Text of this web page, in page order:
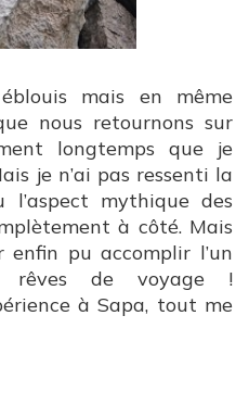
mais en même
nous retournons sur
longtemps que je
je n’ai pas ressenti la
l’aspect mythique des
à côté. Mais
enfin pu accomplir l’un
rêves de voyage !
à Sapa, tout me